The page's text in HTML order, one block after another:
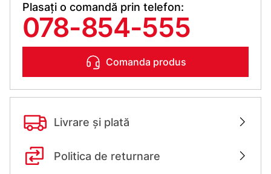
Plasați o comandă prin telefon:
078-854-555
Comanda produs
Livrare și plată
Politica de returnare